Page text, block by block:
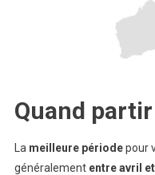
Quand
La meilleure périodepour
généralement entre avril